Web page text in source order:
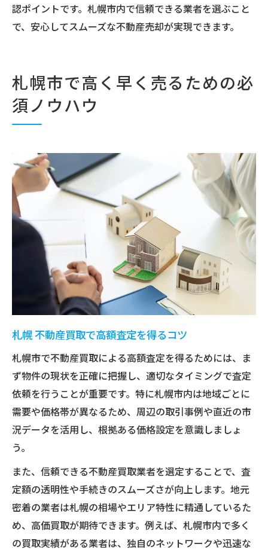
認ポイントです。札幌市内で信頼できる業者を選ぶこと
で、安心してスムーズな不動産売却が実現できます。
札幌市で高く早く売るための必
須ノウハウ
札幌 不動産買取で高額査定を得るコツ
札幌市で不動産買取による高額査定を得るためには、ま
ず物件の現状を正確に把握し、適切なタイミングで査定
依頼を行うことが重要です。特に札幌市内は地域ごとに
需要や価格帯が異なるため、周辺の取引事例や直近の市
況データを活用し、根拠ある価格設定を意識しましょ
う。
また、信頼できる不動産買取業者を選定することで、査
定額の透明性や手続きのスムーズさが向上します。地元
密着の業者は札幌の相場やエリア特性に精通しているた
め、高価買取が期待できます。例えば、札幌市内で多く
の買取実績がある業者は、独自のネットワークや迅速な